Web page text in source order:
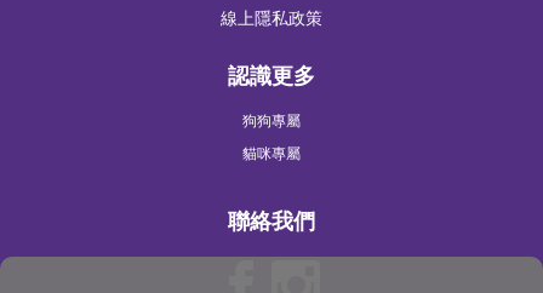
線上隱私政策
認識更多
狗狗專屬
貓咪專屬
聯絡我們